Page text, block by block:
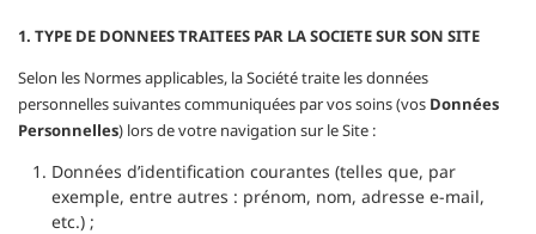
1. TYPE DE DONNEES TRAITEES PAR LA SOCIETE SUR SON SITE
Selon les Normes applicables, la Société traite les données
personnelles suivantes communiquées par vos soins (vos Données
Personnelles) lors de votre navigation sur le Site :
Données d’identification courantes (telles que, par
exemple, entre autres : prénom, nom, adresse e-mail,
etc.) ;